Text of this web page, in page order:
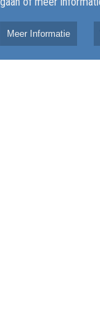
Meer Informatie